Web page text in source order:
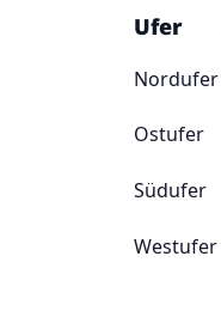
Ufer
Nordufer
Ostufer
Südufer
Westufer